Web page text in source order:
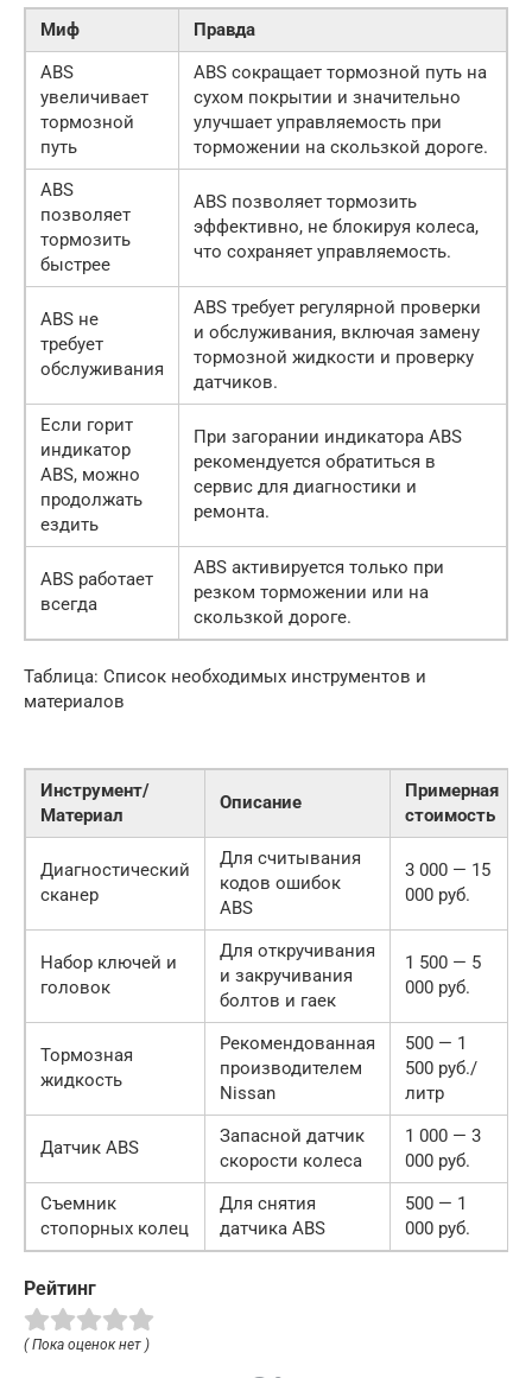
Миф
Правда
ABS
увеличивает
тормозной
путь
ABS сокращает тормозной путь на
сухом покрытии и значительно
улучшает управляемость при
торможении на скользкой дороге.
ABS
позволяет
тормозить
быстрее
ABS позволяет тормозить
эффективно, не блокируя колеса,
что сохраняет управляемость.
ABS не
требует
обслуживания
ABS требует регулярной проверки
и обслуживания, включая замену
тормозной жидкости и проверку
датчиков.
Если горит
индикатор
ABS, можно
продолжать
ездить
При загорании индикатора ABS
рекомендуется обратиться в
сервис для диагностики и
ремонта.
ABS работает
всегда
ABS активируется только при
резком торможении или на
скользкой дороге.
Таблица: Список необходимых инструментов и
материалов
Инструмент/
Материал
Описание
Примерная
стоимость
Диагностический
сканер
Для считывания
кодов ошибок
ABS
3 000 — 15
000 руб.
Набор ключей и
головок
Для откручивания
и закручивания
болтов и гаек
1 500 — 5
000 руб.
Тормозная
жидкость
Рекомендованная
производителем
Nissan
500 — 1
500 руб./
литр
Датчик ABS
Запасной датчик
скорости колеса
1 000 — 3
000 руб.
Съемник
стопорных колец
Для снятия
датчика ABS
500 — 1
000 руб.
Рейтинг
( Пока оценок нет )